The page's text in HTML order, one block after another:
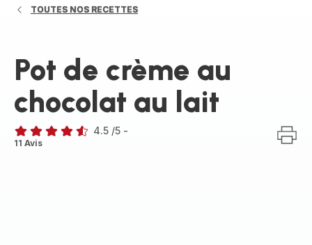
TOUTES NOS RECETTES
Pot de crème au
chocolat au lait
ratings.4.5
4.5 /5 -
11 Avis